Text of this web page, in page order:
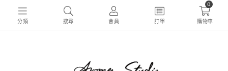
分類 搜尋 會員 訂單
0
購物車